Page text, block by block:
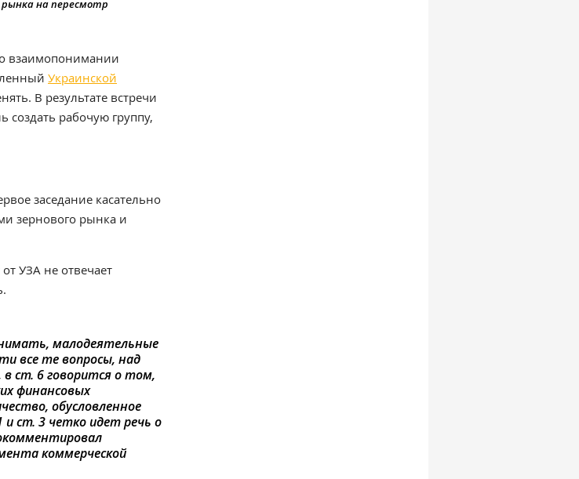
рынка на пересмотр
взаимопонимании
Украинской
В результате встречи
создать рабочую группу,
заседание касательно
зернового рынка и
УЗА не отвечает
малодеятельные
все те вопросы, над
ст. 6 говорится о том,
финансовых
обусловленное
ст. 3 четко идет речь о
коммерческой